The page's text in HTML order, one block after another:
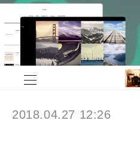
2018.04.27 12:26